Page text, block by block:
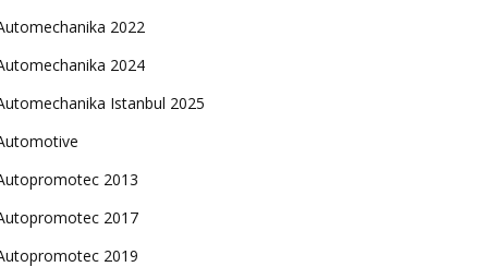
2022
2024
Istanbul 2025
2013
2017
2019